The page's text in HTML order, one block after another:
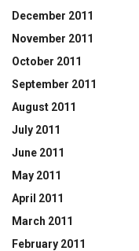
December 2011
November 2011
October 2011
September 2011
August 2011
July 2011
June 2011
May 2011
April 2011
March 2011
February 2011